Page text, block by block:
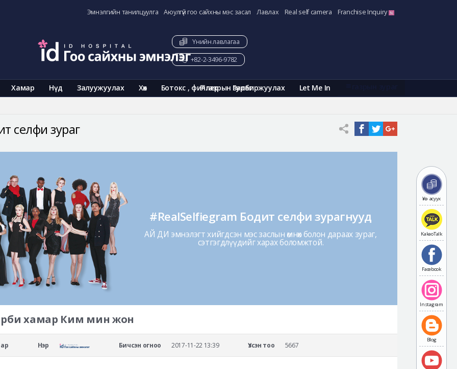
Эмнэлгийн танилцуулга Аюулгүй гоо сайхны мэс засал Лавлах Real self camera Franchise Inquiry
Хамар Нүд Залуужуулах Хөх Ботокс , филлер Галбиржуулах Let Me In
газрын зураг
Үнийн лавлагаа
+82-2-3496-9782
Үнэ асуух
KakaoTalk
Facebook
Instagram
Blog
селфи зураг
#RealSelfiegram Бодит селфи зурагнууд
АЙ ДИ эмнэлэгт хийгдсэн мэс заслын өмнөх болон дараах зураг,
сэтгэгдлүүдийг харах боломжтой.
хамар Ким мин жон
Нэр Бичсэн огноо 2017-11-22 13:39 Үзсэн тоо 5667